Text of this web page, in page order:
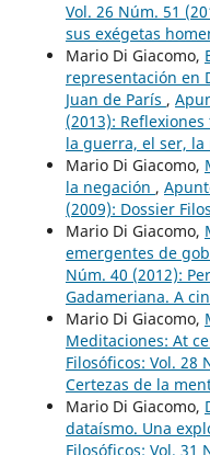
Vol. 26 Núm. 51
sus exégetas
Mario Di Giacomo,
representación en
Juan de París ,
(2013):
la guerra, el ser, la
Mario Di Giacomo,
la negación ,
(2009): Dossier
Mario Di Giacomo,
emergentes de
Núm. 40 (2012):
Gadameriana. A
Mario Di Giacomo,
Meditaciones: At
Filosóficos: Vol. 28
Certezas de la
Mario Di Giacomo,
dataísmo. Una
Filosóficos: Vol. 31